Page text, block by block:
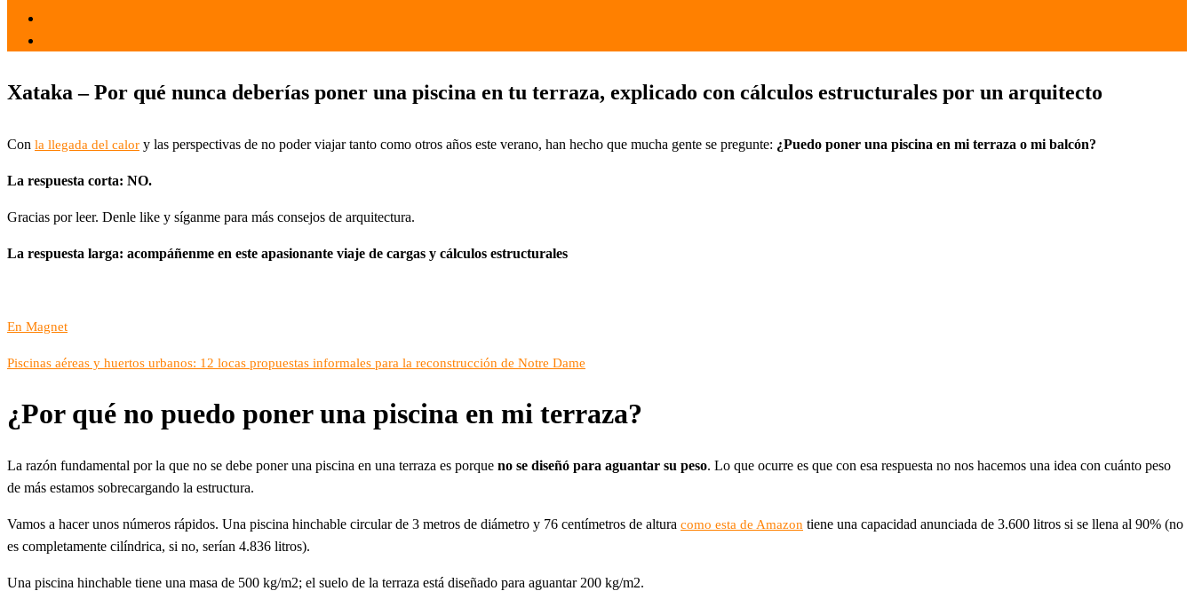
Xataka – Por qué nunca deberías poner una piscina en tu terraza, explicado con cálculos estructurales por un arquitecto
Con la llegada del calor y las perspectivas de no poder viajar tanto como otros años este verano, han hecho que mucha gente se pregunte: ¿Puedo poner una piscina en mi terraza o mi balcón?
La respuesta corta: NO.
Gracias por leer. Denle like y síganme para más consejos de arquitectura.
La respuesta larga: acompáñenme en este apasionante viaje de cargas y cálculos estructurales
En Magnet
Piscinas aéreas y huertos urbanos: 12 locas propuestas informales para la reconstrucción de Notre Dame
¿Por qué no puedo poner una piscina en mi terraza?
La razón fundamental por la que no se debe poner una piscina en una terraza es porque no se diseñó para aguantar su peso. Lo que ocurre es que con esa respuesta no nos hacemos una idea con cuánto peso
de más estamos sobrecargando la estructura.
Vamos a hacer unos números rápidos. Una piscina hinchable circular de 3 metros de diámetro y 76 centímetros de altura como esta de Amazon tiene una capacidad anunciada de 3.600 litros si se llena al 90% (no
es completamente cilíndrica, si no, serían 4.836 litros).
Una piscina hinchable tiene una masa de 500 kg/m2; el suelo de la terraza está diseñado para aguantar 200 kg/m2.